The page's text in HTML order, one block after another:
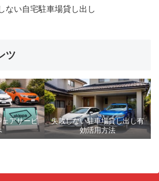
ない自宅駐車場貸し出し
ツ
ェアサービ
失敗しない駐車場貸し出し有
効活用方法